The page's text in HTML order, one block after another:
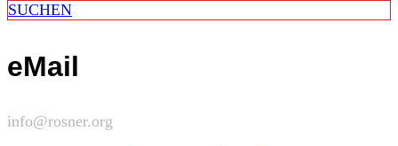
SUCHEN
eMail
info@rosner.org